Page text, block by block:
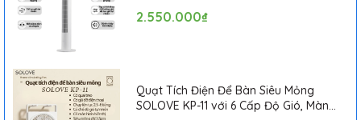
2.550.000₫
Quạt Tích Điện Để Bàn Siêu Mỏng
SOLOVE KP-11 với 6 Cấp Độ Gió, Màn